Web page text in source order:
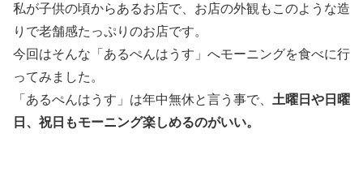
私が子供の頃からあるお店で、お店の外観もこのような造
りで老舗感たっぷりのお店です。
今回はそんな「あるぺんはうす」へモーニングを食べに行
ってみました。
「あるぺんはうす」は年中無休と言う事で、 土曜日や日曜
日、祝日もモーニング楽しめるのがいい。